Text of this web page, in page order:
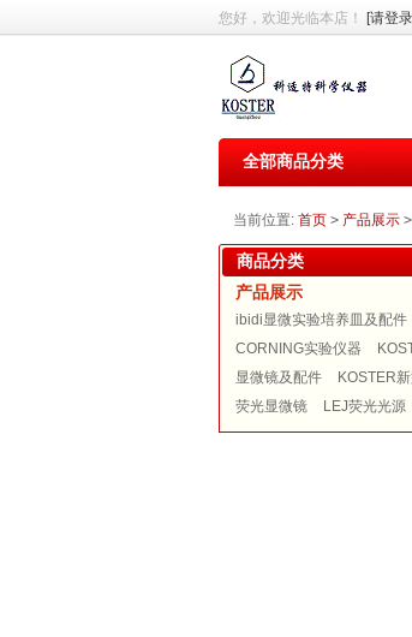
您好，欢迎光临本店！ [请登
全部商品分类
当前位置: 首页 > 产品展示 >
商品分类
产品展示
ibidi显微实验培养皿及配件
CORNING实验仪器
显微镜及配件
KOSTER
荧光显微镜
LEJ荧光光源